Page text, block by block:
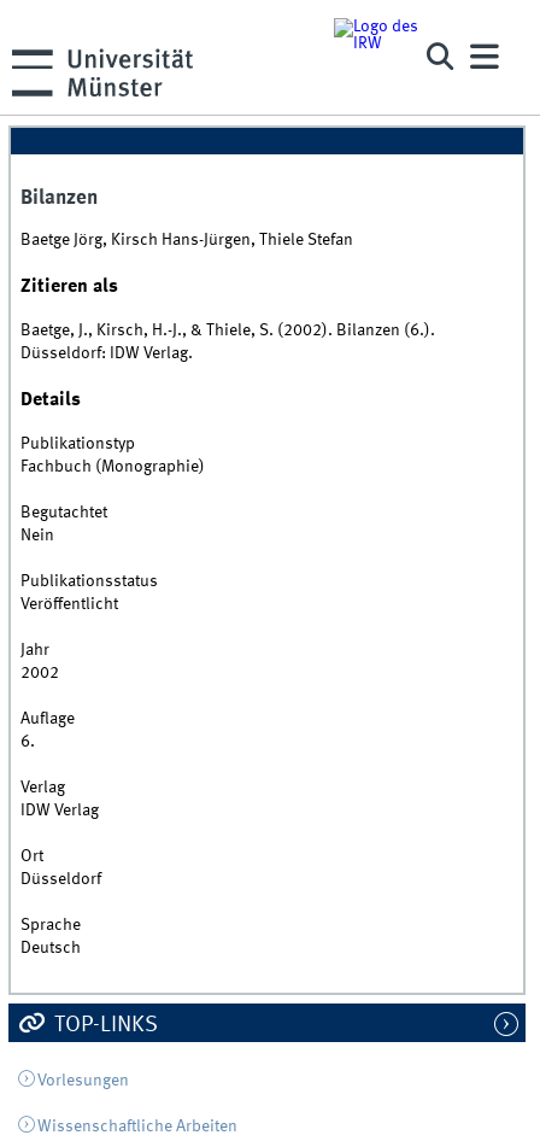
Bilanzen
Baetge Jörg, Kirsch Hans-Jürgen, Thiele Stefan
Zitieren als
Baetge, J., Kirsch, H.-J., & Thiele, S. (2002). Bilanzen (6.).
Düsseldorf: IDW Verlag.
Details
Publikationstyp
Fachbuch (Monographie)
Begutachtet
Nein
Publikationsstatus
Veröffentlicht
Jahr
2002
Auflage
6.
Verlag
IDW Verlag
Ort
Düsseldorf
Sprache
Deutsch
TOP-LINKS
Vorlesungen
Wissenschaftliche Arbeiten